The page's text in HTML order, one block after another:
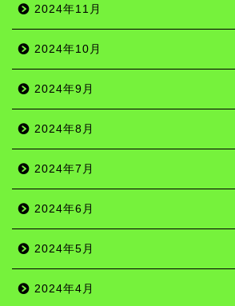
2024年11月
2024年10月
2024年9月
2024年8月
2024年7月
2024年6月
2024年5月
2024年4月